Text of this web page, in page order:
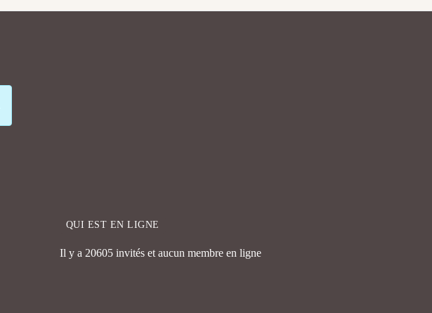
QUI EST EN LIGNE
Il y a 20605 invités et aucun membre en ligne